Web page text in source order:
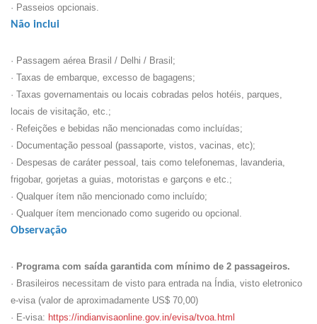
· Passeios opcionais.
Não inclui
· Passagem aérea Brasil / Delhi / Brasil;
· Taxas de embarque, excesso de bagagens;
· Taxas governamentais ou locais cobradas pelos hotéis, parques,
locais de visitação, etc.;
· Refeições e bebidas não mencionadas como incluídas;
· Documentação pessoal (passaporte, vistos, vacinas, etc);
· Despesas de caráter pessoal, tais como telefonemas, lavanderia,
frigobar, gorjetas a guias, motoristas e garçons e etc.;
· Qualquer ítem não mencionado como incluído;
· Qualquer ítem mencionado como sugerido ou opcional.
Observação
· Programa com saída garantida com mínimo de 2 passageiros.
· Brasileiros necessitam de visto para entrada na Índia, visto eletronico
e-visa (valor de aproximadamente US$ 70,00)
· E-visa: https://indianvisaonline.gov.in/evisa/tvoa.html